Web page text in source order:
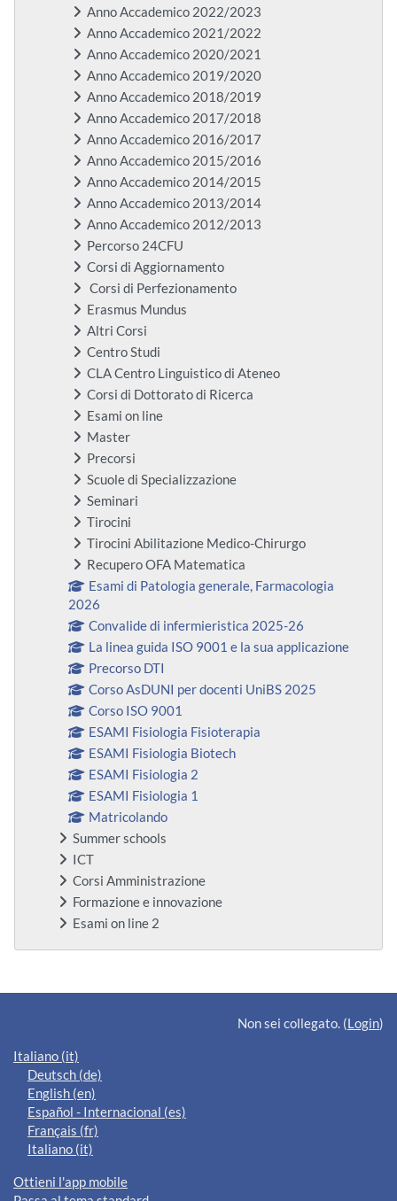
Anno Accademico 2022/2023
Anno Accademico 2021/2022
Anno Accademico 2020/2021
Anno Accademico 2019/2020
Anno Accademico 2018/2019
Anno Accademico 2017/2018
Anno Accademico 2016/2017
Anno Accademico 2015/2016
Anno Accademico 2014/2015
Anno Accademico 2013/2014
Anno Accademico 2012/2013
Percorso 24CFU
Corsi di Aggiornamento
Corsi di Perfezionamento
Erasmus Mundus
Altri Corsi
Centro Studi
CLA Centro Linguistico di Ateneo
Corsi di Dottorato di Ricerca
Esami on line
Master
Precorsi
Scuole di Specializzazione
Seminari
Tirocini
Tirocini Abilitazione Medico-Chirurgo
Recupero OFA Matematica
Esami di Patologia generale, Farmacologia
2026
Convalide di infermieristica 2025-26
La linea guida ISO 9001 e la sua applicazione
Precorso DTI
Corso AsDUNI per docenti UniBS 2025
Corso ISO 9001
ESAMI Fisiologia Fisioterapia
ESAMI Fisiologia Biotech
ESAMI Fisiologia 2
ESAMI Fisiologia 1
Matricolando
Summer schools
ICT
Corsi Amministrazione
Formazione e innovazione
Esami on line 2
Blocchi supplementari
Non sei collegato. (Login)
Italiano ‎(it)‎
Deutsch ‎(de)‎
English ‎(en)‎
Español - Internacional ‎(es)‎
Français ‎(fr)‎
Italiano ‎(it)‎
Ottieni l'app mobile